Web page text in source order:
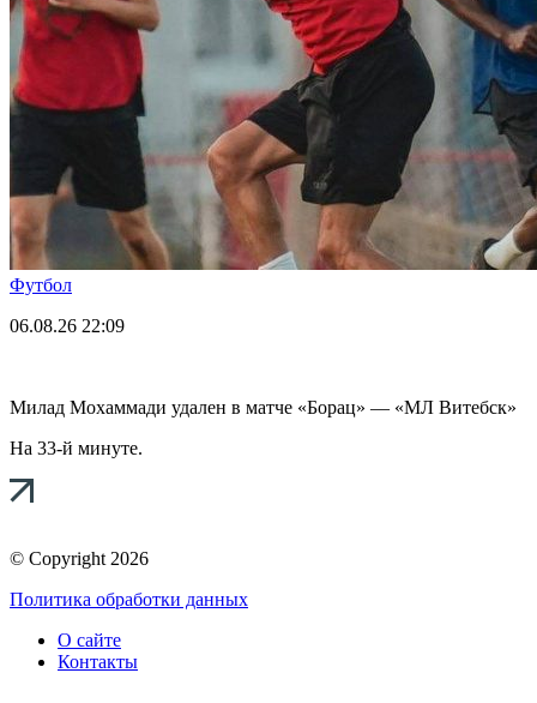
Футбол
06.08.26 22:09
Милад Мохаммади удален в матче «Борац» — «МЛ Витебск»
На 33-й минуте.
© Copyright 2026
Политика обработки данных
О сайте
Контакты